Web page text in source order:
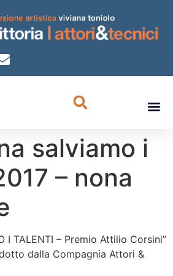
salviamo i
– nona
I TALENTI – Premio Attilio Corsini”
dalla Compagnia Attori &